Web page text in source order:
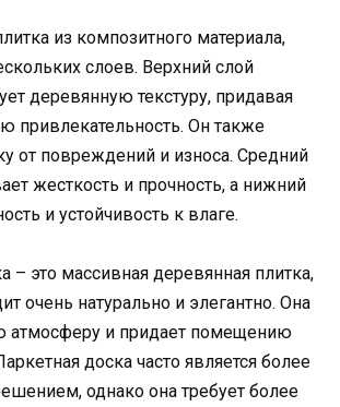
из композитного материала,
слоев. Верхний слой
деревянную текстуру, придавая
привлекательность. Он также
от повреждений и износа. Средний
жесткость и прочность, а нижний
и устойчивость к влаге.
– это массивная деревянная плитка,
очень натурально и элегантно. Она
атмосферу и придает помещению
доска часто является более
однако она требует более